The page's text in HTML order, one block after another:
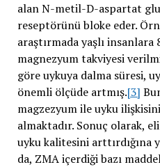
alan N-metil-D-aspartat
reseptörünü bloke eder.
araştırmada yaşlı
magnezyum takviyesi
göre uykuya dalma süresi,
önemli ölçüde artmış.[3]
magzezyum ile uyku
almaktadır. Sonuç olarak,
uyku kalitesini arttırdığına
da, ZMA içerdiği bazı